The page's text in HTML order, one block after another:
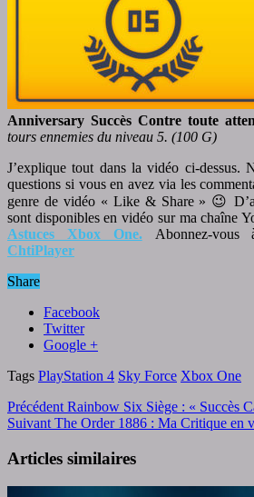
Anniversary Succès Contre toute
tours ennemies du niveau 5. (100 G)
J’explique tout dans la vidéo ci-dessus.
questions si vous en avez via les
genre de vidéo « Like & Share » 😉
sont disponibles en vidéo sur ma chaîne
Astuces Xbox One.
Abonnez-
ChtiPlayer
Share
Facebook
Twitter
Google +
Tags PlayStation 4 Sky Force Xbox One
Précédent Rainbow Six Siège : « Succès
Suivant The Order 1886 : Ma Critique en
Articles similaires